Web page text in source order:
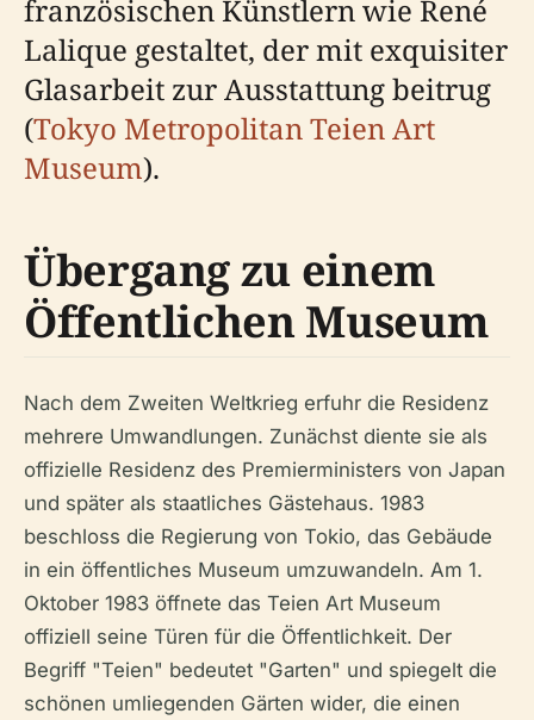
französischen Künstlern wie René
Lalique gestaltet, der mit exquisiter
Glasarbeit zur Ausstattung beitrug
(Tokyo Metropolitan Teien Art
Museum).
Übergang zu einem
Öffentlichen Museum
Nach dem Zweiten Weltkrieg erfuhr die Residenz
mehrere Umwandlungen. Zunächst diente sie als
offizielle Residenz des Premierministers von Japan
und später als staatliches Gästehaus. 1983
beschloss die Regierung von Tokio, das Gebäude
in ein öffentliches Museum umzuwandeln. Am 1.
Oktober 1983 öffnete das Teien Art Museum
offiziell seine Türen für die Öffentlichkeit. Der
Begriff "Teien" bedeutet "Garten" und spiegelt die
schönen umliegenden Gärten wider, die einen